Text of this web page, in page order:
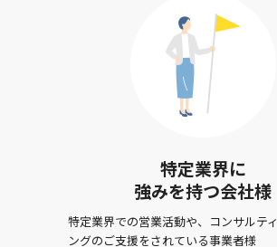
特定業界に
強みを持つ会社様
特定業界での営業活動や、コンサルティ
ングのご支援をされている事業者様